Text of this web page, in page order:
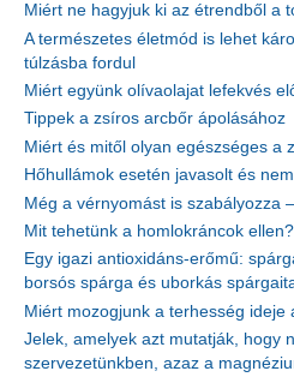
Miért ne hagyjuk ki az étrendből a
A természetes életmód is lehet
túlzásba fordul
Miért együnk olívaolajat lefekvés
Tippek a zsíros arcbőr ápolásához
Miért és mitől olyan egészséges a
Hőhullámok esetén javasolt és
Még a vérnyomást is szabályozza
Mit tehetünk a homlokráncok ellen?
Egy igazi antioxidáns-erőmű:
borsós spárga és uborkás
Miért mozogjunk a terhesség ideje
Jelek, amelyek azt mutatják, hogy
szervezetünkben, azaz a